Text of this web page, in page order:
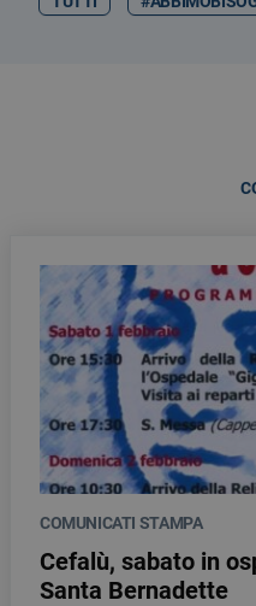
COMUNICATI STAMPA
Cefalù, sabato in
Santa Bernadette